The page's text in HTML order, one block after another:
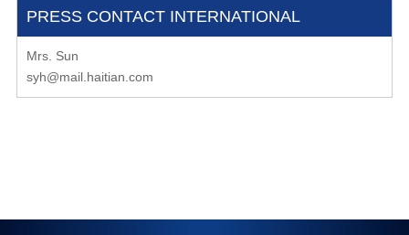
PRESS CONTACT INTERNATIONAL
Mrs. Sun
syh@mail.haitian.com